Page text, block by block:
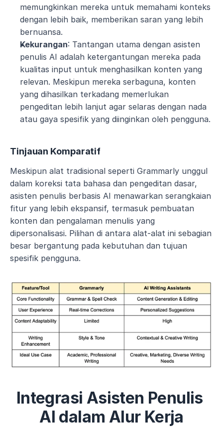
memungkinkan mereka untuk memahami konteks
dengan lebih baik, memberikan saran yang lebih
bernuansa.
Kekurangan: Tantangan utama dengan asisten
penulis AI adalah ketergantungan mereka pada
kualitas input untuk menghasilkan konten yang
relevan. Meskipun mereka serbaguna, konten
yang dihasilkan terkadang memerlukan
pengeditan lebih lanjut agar selaras dengan nada
atau gaya spesifik yang diinginkan oleh pengguna.
Tinjauan Komparatif
Meskipun alat tradisional seperti Grammarly unggul
dalam koreksi tata bahasa dan pengeditan dasar,
asisten penulis berbasis AI menawarkan serangkaian
fitur yang lebih ekspansif, termasuk pembuatan
konten dan pengalaman menulis yang
dipersonalisasi. Pilihan di antara alat-alat ini sebagian
besar bergantung pada kebutuhan dan tujuan
spesifik pengguna.
Integrasi Asisten Penulis
AI dalam Alur Kerja